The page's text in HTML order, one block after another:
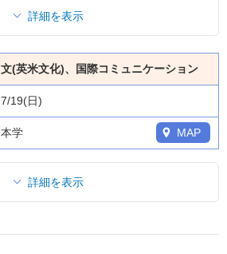
詳細を表示
文(英米文化)、国際コミュニケーション
7/19(日)
本学 MAP
詳細を表示